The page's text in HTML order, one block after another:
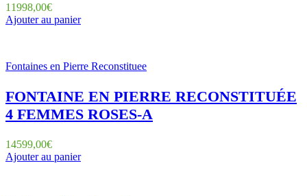
11998,00€
Ajouter au panier
Fontaines en Pierre Reconstituee
FONTAINE EN PIERRE RECONSTITUÉE
4 FEMMES ROSES-A
14599,00€
Ajouter au panier